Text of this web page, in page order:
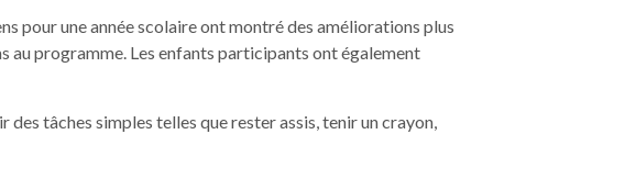
pour une année scolaire ont montré des améliorations plus
au programme. Les enfants participants ont également
des tâches simples telles que rester assis, tenir un crayon,